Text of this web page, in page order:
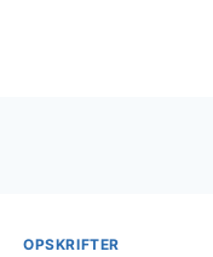
OPSKRIFTER